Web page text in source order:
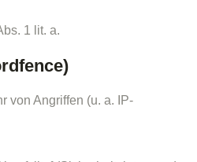
1 lit. a.
von Angriffen (u. a. IP-